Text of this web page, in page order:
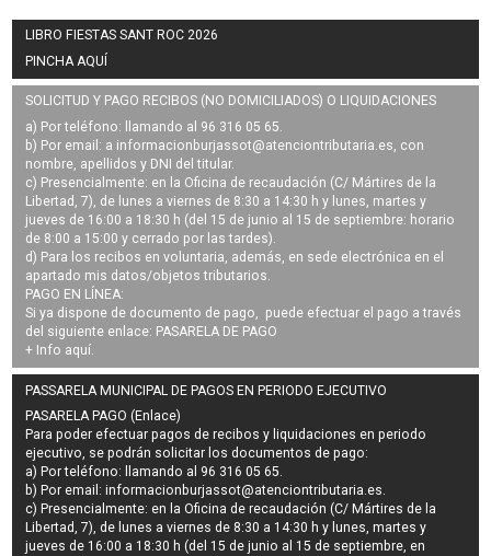
LIBRO FIESTAS SANT ROC 2026
PINCHA AQUÍ
SOLICITUD Y PAGO RECIBOS (NO DOMICILIADOS) O LIQUIDACIONES
a) Por teléfono: llamando al 96 316 05 65.
b) Por email: a informacionburjassot@atenciontributaria.es, con
nombre, apellidos y DNI del titular.
c) Presencialmente: en la Oficina de recaudación (C/ Mártires de la
Libertad, 7), de lunes a viernes de 8:30 a 14:30 h y lunes, martes y
jueves de 16:00 a 18:30 h (del 15 de junio al 15 de septiembre: horario
de 8:00 a 15:00 y cerrado por las tardes).
d) Para los recibos en voluntaria, además, en sede electrónica en el
apartado mis datos/objetos tributarios.
PAGO EN LÍNEA:
Si ya dispone de documento de pago, puede efectuar el pago a través
del siguiente enlace: PASARELA DE PAGO
+ Info aquí.
PASSARELA MUNICIPAL DE PAGOS EN PERIODO EJECUTIVO
PASARELA PAGO (Enlace)
Para poder efectuar pagos derecibos y liquidaciones en periodo
ejecutivo, se podrán solicitar los documentos de pago:
a) Por teléfono: llamando al 96 316 05 65.
b) Por email:informacionburjassot@atenciontributaria.es.
c) Presencialmente: en la Oficina de recaudación (C/ Mártires de la
Libertad, 7), de lunes a viernes de 8:30 a 14:30 h y lunes, martes y
jueves de 16:00 a 18:30 h (del 15 de junio al 15 de septiembre, en